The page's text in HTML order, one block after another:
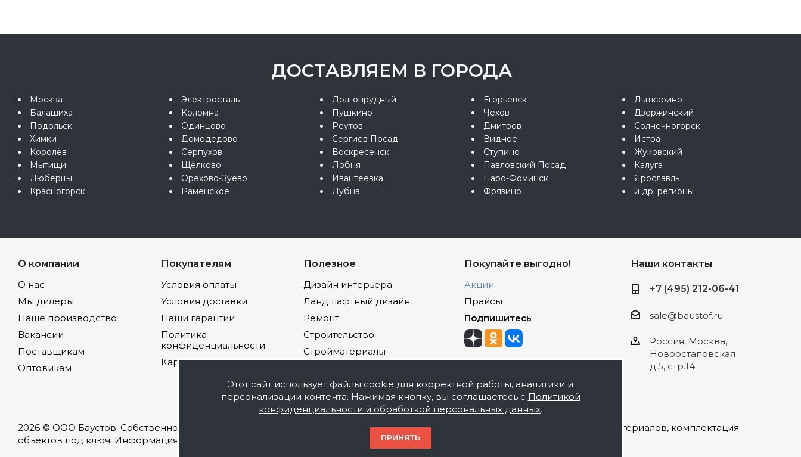
ДОСТАВЛЯЕМ В ГОРОДА
Москва
Балашиха
Подольск
Химки
Королёв
Мытищи
Люберцы
Красногорск
Электросталь
Коломна
Одинцово
Домодедово
Серпухов
Щёлково
Орехово-Зуево
Раменское
Долгопрудный
Пушкино
Реутов
Сергиев Посад
Воскресенск
Лобня
Ивантеевка
Дубна
Егорьевск
Чехов
Дмитров
Видное
Ступино
Павловский Посад
Наро-Фоминск
Фрязино
Лыткарино
Дзержинский
Солнечногорск
Истра
Жуковский
Калуга
Ярославль
и др. регионы
О компании
О нас
Мы дилеры
Наше производство
Вакансии
Поставщикам
Оптовикам
Покупателям
Условия оплаты
Условия доставки
Наши гарантии
Политика
конфиденциальности
Карта сайта
Полезное
Дизайн интерьера
Ландшафтный дизайн
Ремонт
Строительство
Стройматериалы
Покупайте выгодно!
Акции
Прайсы
Подпишитесь
Наши контакты
+7 (495) 212-06-41
sale@baustof.ru
Россия, Москва,
Новоостаповская
д.5, стр.14
2026 © ООО Баустов. Собственное производство лакокрасочной продукции, оптовая и розничная продажа строительных материалов, комплектация
объектов под ключ. Информация на сайте носит ознакомительный характер и не является публичной офертой.
Этот сайт использует файлы cookie для корректной работы, аналитики и
персонализации контента. Нажимая кнопку, вы соглашаетесь с Политикой
конфиденциальности и обработкой персональных данных.
ПРИНЯТЬ